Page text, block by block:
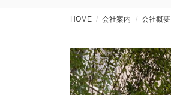
HOME 会社案内 会社概要